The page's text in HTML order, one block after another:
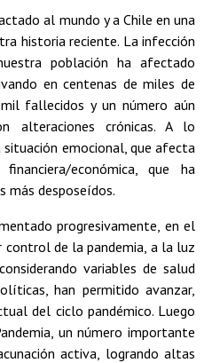
al mundo y a Chile en una
historia reciente. La infección
población ha afectado
en centenas de miles de
fallecidos y un número aún
alteraciones crónicas. A lo
emocional, que afecta
económica, que ha
más desposeídos.
progresivamente, en el
control de la pandemia, a la luz
variables de salud
han permitido avanzar,
del ciclo pandémico. Luego
un número importante
activa, logrando altas